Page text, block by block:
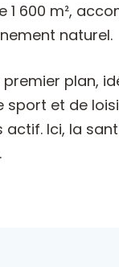
600 m²,
naturel.
premier plan,
sport et de
Ici, la